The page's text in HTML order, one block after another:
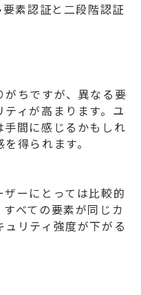
素認証と二段階認証
ちですが、異なる要
ィが高まります。ユ
間に感じるかもしれ
を得られます。
ーにとっては比較的
べての要素が同じカ
リティ強度が下がる